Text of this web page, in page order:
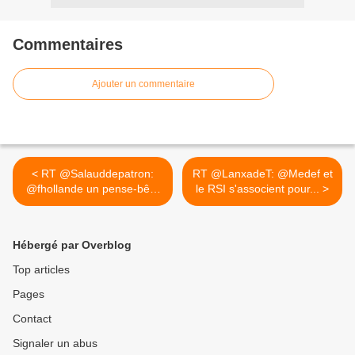
Commentaires
Ajouter un commentaire
< RT @Salauddepatron:
@fhollande un pense-bête
pour...
RT @LanxadeT: @Medef et
le RSI s'associent pour... >
Hébergé par Overblog
Top articles
Pages
Contact
Signaler un abus